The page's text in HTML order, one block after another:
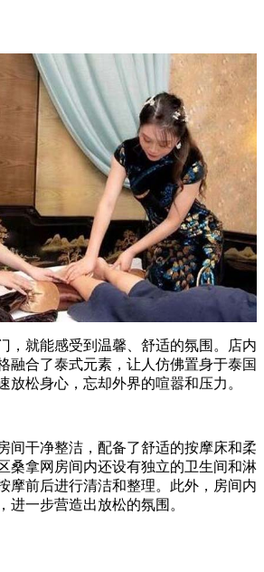
就能感受到温馨、舒适的氛围。店内
融合了泰式元素，让人仿佛置身于泰国
放松身心，忘却外界的喧嚣和压力。
干净整洁，配备了舒适的按摩床和柔
桑拿网房间内还设有独立的卫生间和淋
摩前后进行清洁和整理。此外，房间内
进一步营造出放松的氛围。